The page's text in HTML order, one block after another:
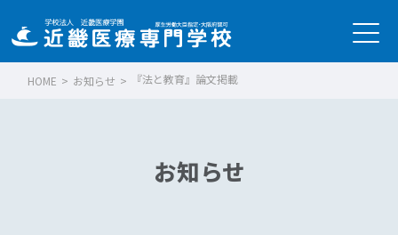
HOME > お知らせ > 『法と教育』論文掲載
お知らせ